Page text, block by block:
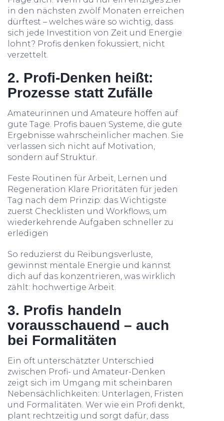
in den nächsten zwölf Monaten erreichen
dürftest – welches wäre so wichtig, dass
sich jede Investition von Zeit und Energie
lohnt? Profis denken fokussiert, nicht
verzettelt.
2. Profi-Denken heißt:
Prozesse statt Zufälle
Amateurinnen und Amateure hoffen auf
gute Tage. Profis bauen Systeme, die gute
Ergebnisse wahrscheinlicher machen. Sie
verlassen sich nicht auf Motivation,
sondern auf Struktur.
Feste Routinen für Arbeit, Lernen und
Regeneration Klare Prioritäten für jeden
Tag nach dem Prinzip: das Wichtigste
zuerst Checklisten und Workflows, um
wiederkehrende Aufgaben schneller zu
erledigen
So reduzierst du Reibungsverluste,
gewinnst mentale Energie und kannst
dich auf das konzentrieren, was wirklich
zählt: hochwertige Arbeit.
3. Profis handeln
vorausschauend – auch
bei Formalitäten
Ein oft unterschätzter Unterschied
zwischen Profi- und Amateur-Denken
zeigt sich im Umgang mit scheinbaren
Nebensächlichkeiten: Unterlagen, Fristen
und Formalitäten. Wer wie ein Profi denkt,
plant rechtzeitig und sorgt dafür, dass